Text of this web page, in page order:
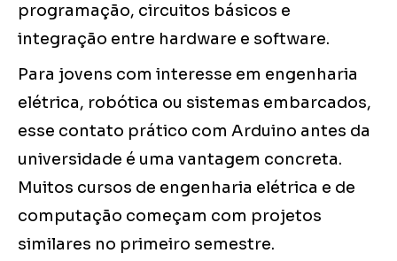
programação, circuitos básicos e
integração entre hardware e software.
Para jovens com interesse em engenharia
elétrica, robótica ou sistemas embarcados,
esse contato prático com Arduino antes da
universidade é uma vantagem concreta.
Muitos cursos de engenharia elétrica e de
computação começam com projetos
similares no primeiro semestre.